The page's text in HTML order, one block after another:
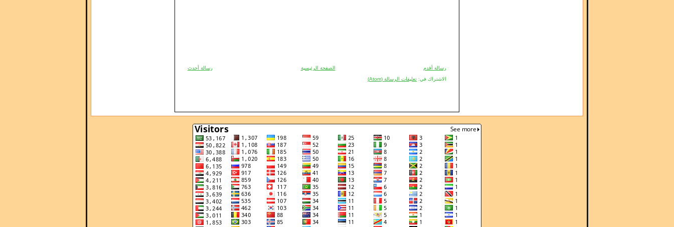
رسالة أحدث رسالة أقدم
الصفحة الرئيسية
الاشتراك في: تعليقات الرسالة (Atom)